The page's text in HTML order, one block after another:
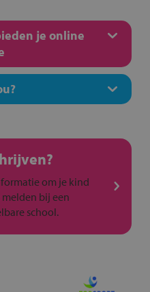
je online
om je kind
melden bij een
school.